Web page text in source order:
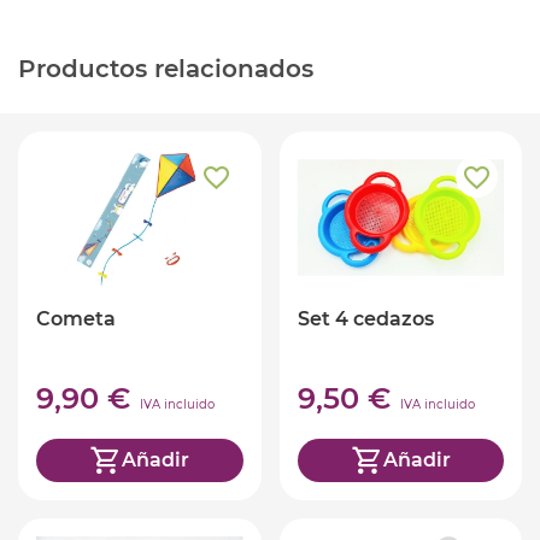
Productos relacionados
Cometa
9,90 € IVA incluido
Añadir
Set 4 cedazos
9,50 € IVA incluido
Añadir